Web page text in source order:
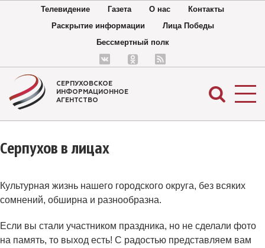
Телевидение Газета О нас
Контакты
Раскрытие информации
Лица Победы
Бессмертный полк
СЕРПУХОВСКОЕ
ИНФОРМАЦИОННОЕ
АГЕНТСТВО
Серпухов в лицах
Культурная жизнь нашего городского округа, без всяких
сомнений, обширна и разнообразна.
Если вы стали участником праздника, но не сделали фото
на память, то выход есть! С радостью представляем вам